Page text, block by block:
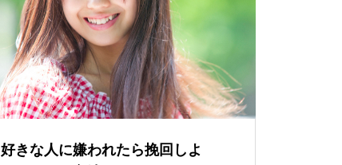
好きな人に嫌われたら挽回しよ